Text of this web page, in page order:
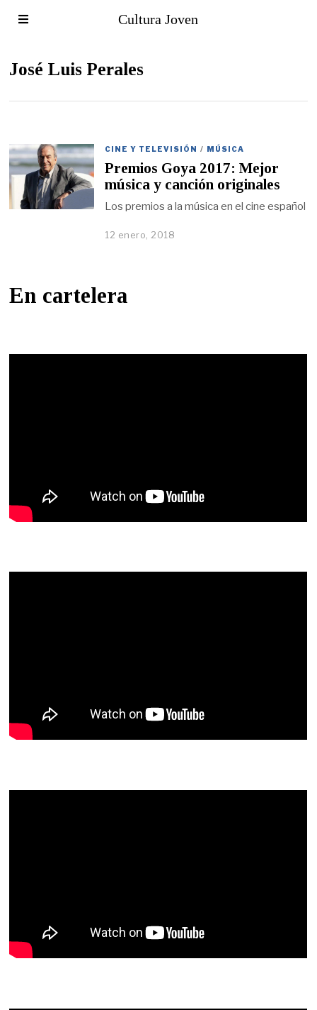
Cultura Joven
José Luis Perales
CINE Y TELEVISIÓN / MÚSICA
Premios Goya 2017: Mejor
música y canción originales
Los premios a la música en el cine español
12 enero, 2018
En cartelera